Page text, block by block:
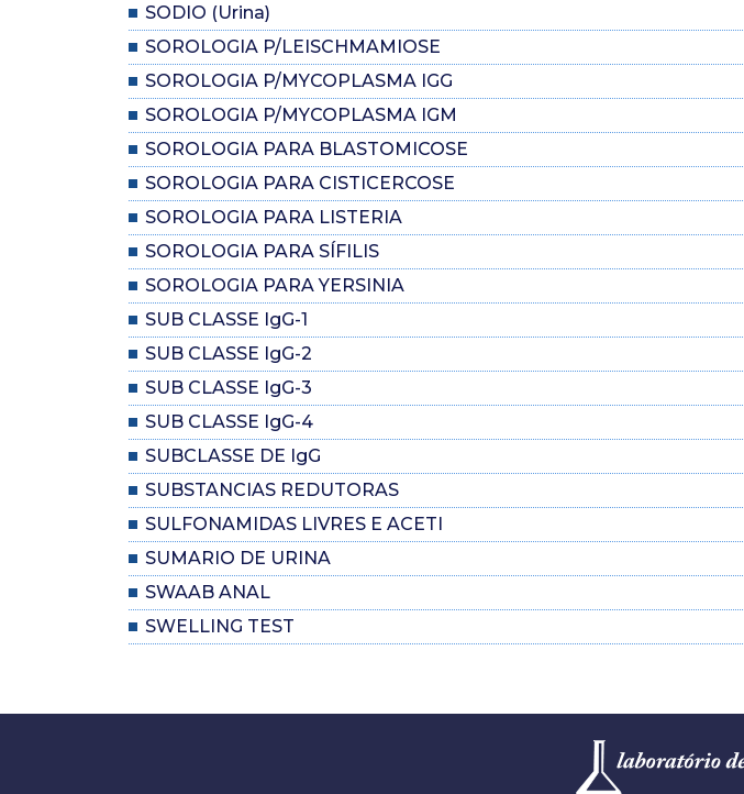
SODIO (Urina)
SOROLOGIA P/LEISCHMAMIOSE
SOROLOGIA P/MYCOPLASMA IGG
SOROLOGIA P/MYCOPLASMA IGM
SOROLOGIA PARA BLASTOMICOSE
SOROLOGIA PARA CISTICERCOSE
SOROLOGIA PARA LISTERIA
SOROLOGIA PARA SÍFILIS
SOROLOGIA PARA YERSINIA
SUB CLASSE IgG-1
SUB CLASSE IgG-2
SUB CLASSE IgG-3
SUB CLASSE IgG-4
SUBCLASSE DE IgG
SUBSTANCIAS REDUTORAS
SULFONAMIDAS LIVRES E ACETI
SUMARIO DE URINA
SWAAB ANAL
SWELLING TEST